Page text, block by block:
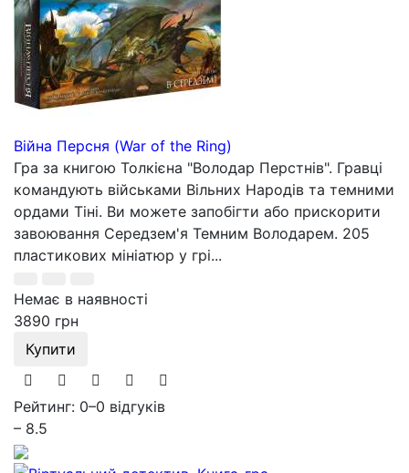
Війна Персня (War of the Ring)
Гра за книгою Толкієна "Володар Перстнів". Гравці
командують військами Вільних Народів та темними
ордами Тіні. Ви можете запобігти або прискорити
завоювання Середзем'я Темним Володарем. 205
пластикових мініатюр у грі...
Немає в наявності
3890 грн
Купити
Рейтинг: 0–0 відгуків
– 8.5